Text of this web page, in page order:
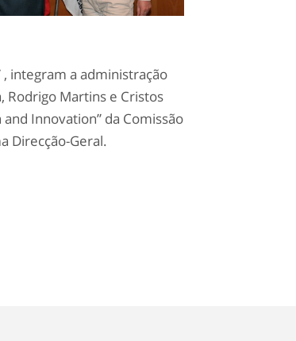
integram a administração
Rodrigo Martins e Cristos
Innovation” da Comissão
Direcção-Geral.